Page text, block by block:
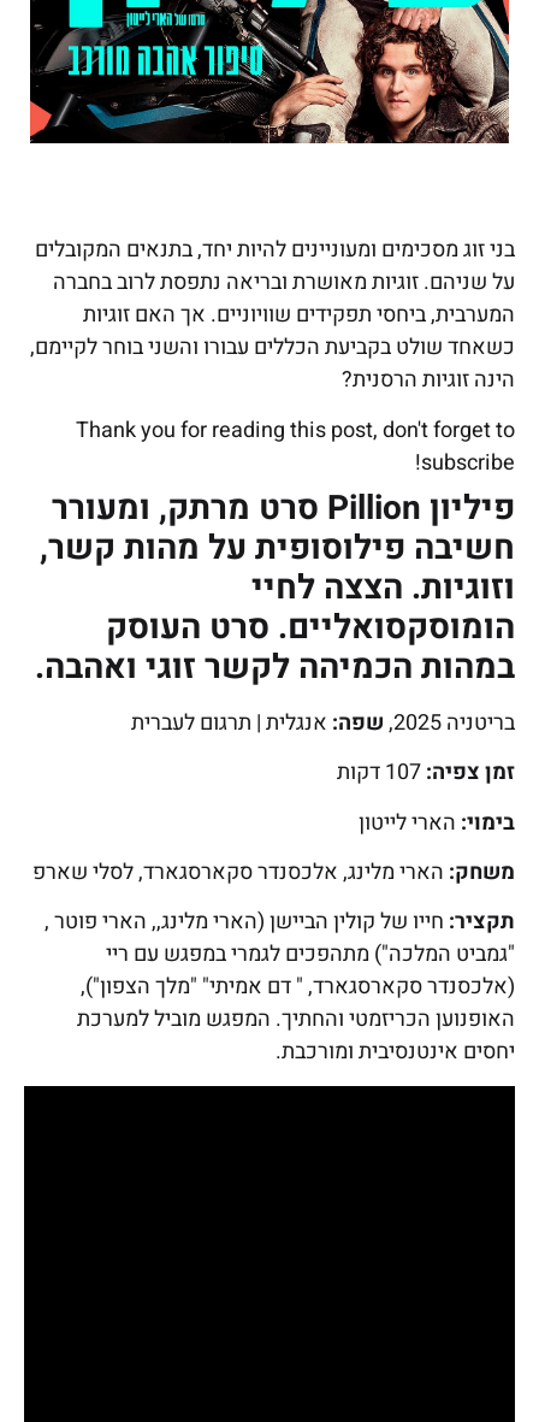
בני זוג מסכימים ומעוניינים להיות יחד, בתנאים המקובלים
על שניהם. זוגיות מאושרת ובריאה נתפסת לרוב בחברה
המערבית, ביחסי תפקידים שוויוניים. אך האם זוגיות
כשאחד שולט בקביעת הכללים עבורו והשני בוחר לקיימם,
הינה זוגיות הרסנית?
Thank you for reading this post, don't forget to
subscribe!
פיליון Pillion סרט מרתק, ומעורר
חשיבה פילוסופית על מהות קשר,
וזוגיות. הצצה לחיי
הומוסקסואליים. סרט העוסק
במהות הכמיהה לקשר זוגי ואהבה.
בריטניה 2025, שפה: אנגלית | תרגום לעברית
זמן צפיה:
בימוי: הארי לייטון
משחק: הארי מלינג, אלכסנדר סקארסגארד, לסלי שארפ
תקציר: חייו של קולין הביישן (הארי מלינג,, הארי פוטר ,
"גמביט המלכה") מתהפכים לגמרי במפגש עם ריי
(אלכסנדר סקארסגארד, " דם אמיתי" "מלך הצפון"),
האופנוען הכריזמטי והחתיך. המפגש מוביל למערכת
יחסים אינטנסיבית ומורכבת.